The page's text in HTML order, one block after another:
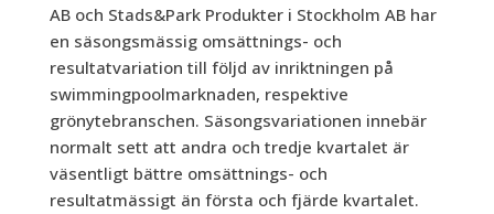
AB och Stads&Park Produkter i Stockholm AB har
en säsongsmässig omsättnings- och
resultatvariation till följd av inriktningen på
swimmingpoolmarknaden, respektive
grönytebranschen. Säsongsvariationen innebär
normalt sett att andra och tredje kvartalet är
väsentligt bättre omsättnings- och
resultatmässigt än första och fjärde kvartalet.